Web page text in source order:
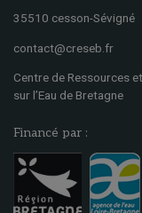
35510 cesson-Sévigné
contact@creseb.fr
Centre de Ressources
sur l’Eau de Bretagne
Financé par :